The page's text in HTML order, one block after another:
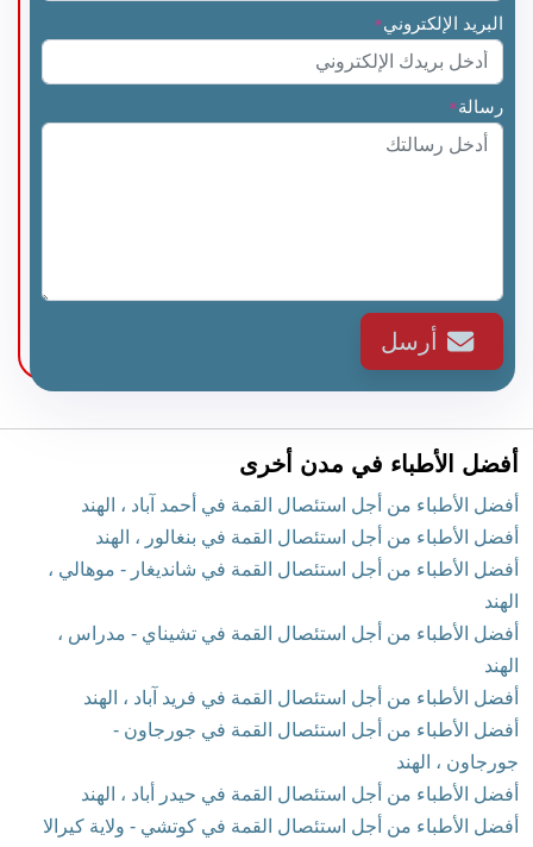
البريد الإلكتروني*
رسالة*
أرسل
أفضل الأطباء في مدن أخرى
أفضل الأطباء من أجل استئصال القمة في أحمد آباد ، الهند
أفضل الأطباء من أجل استئصال القمة في بنغالور ، الهند
أفضل الأطباء من أجل استئصال القمة في شانديغار - موهالي ،
الهند
أفضل الأطباء من أجل استئصال القمة في تشيناي - مدراس ،
الهند
أفضل الأطباء من أجل استئصال القمة في فريد آباد ، الهند
أفضل الأطباء من أجل استئصال القمة في جورجاون -
جورجاون ، الهند
أفضل الأطباء من أجل استئصال القمة في حيدر أباد ، الهند
أفضل الأطباء من أجل استئصال القمة في كوتشي - ولاية كيرالا